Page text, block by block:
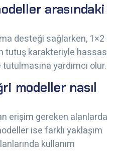
arasındaki
desteği sağlarken, 1×2
tutuş karakteriyle hassas
yardımcı olur.
modeller nasıl
erişim gereken alanlarda
ise farklı yaklaşım
kullanım